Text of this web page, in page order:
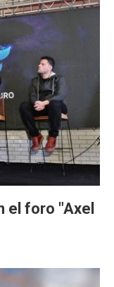
el foro "Axel